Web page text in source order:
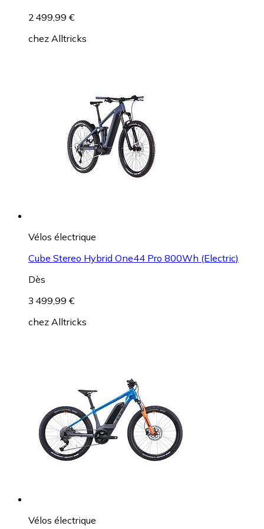
2 499,99 €
chez Alltricks
Vélos électrique
Cube Stereo Hybrid One44 Pro 800Wh (Electric)
Dès
3 499,99 €
chez Alltricks
Vélos électrique